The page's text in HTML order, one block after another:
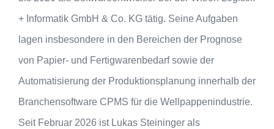
+ Informatik GmbH & Co. KG tätig. Seine Aufgaben
lagen insbesondere in den Bereichen der Prognose
von Papier- und Fertigwarenbedarf sowie der
Automatisierung der Produktionsplanung innerhalb der
Branchensoftware CPMS für die Wellpappenindustrie.
Seit Februar 2026 ist Lukas Steininger als